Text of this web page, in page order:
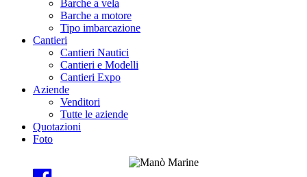
Barche a vela
Barche a motore
Tipo imbarcazione
Cantieri
Cantieri Nautici
Cantieri e Modelli
Cantieri Expo
Aziende
Venditori
Tutte le aziende
Quotazioni
Foto